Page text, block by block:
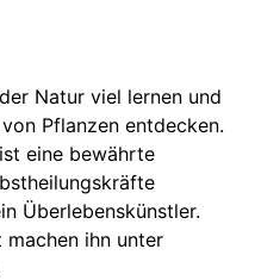
Natur viel lernen und
Pflanzen entdecken.
eine bewährte
Überlebenskünstler.
ihn unter